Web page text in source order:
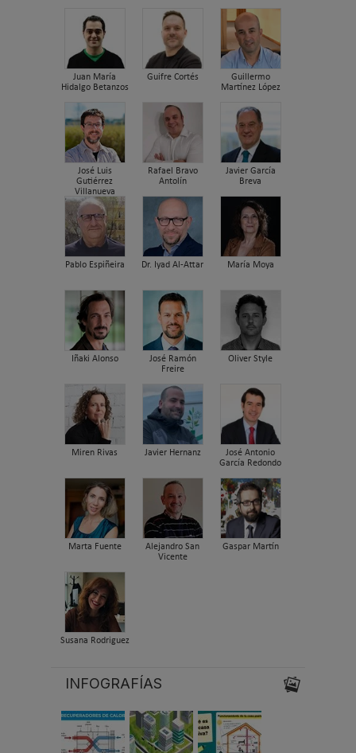
Juan María
Hidalgo Betanzos
Guifre Cortés
Guillermo
Martínez López
José Luis
Gutiérrez
Villanueva
Rafael Bravo
Antolín
Javier García
Breva
Pablo Espiñeira Dr. Iyad Al-Attar María Moya
Iñaki Alonso
José Ramón
Freire
Oliver Style
Miren Rivas Javier Hernanz
José Antonio
García Redondo
Marta Fuente
Alejandro San
Vicente
Gaspar Martín
Susana Rodriguez
INFOGRAFÍAS